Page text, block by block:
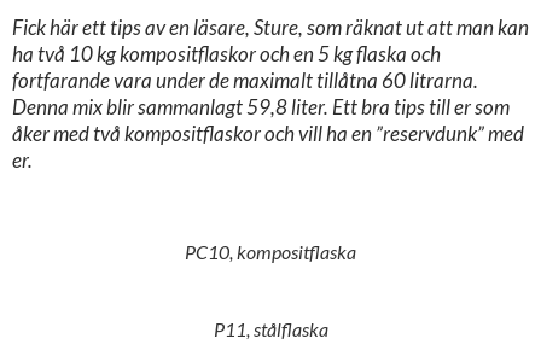
Fick här ett tips av en läsare, Sture, som räknat ut att man kan
ha två 10 kg kompositflaskor och en 5 kg flaska och
fortfarande vara under de maximalt tillåtna 60 litrarna.
Denna mix blir sammanlagt 59,8 liter. Ett bra tips till er som
åker med två kompositflaskor och vill ha en ”reservdunk” med
er.
PC10, kompositflaska
P11, stålflaska